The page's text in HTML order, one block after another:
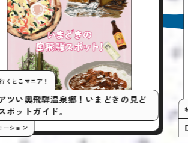
今月の行くとこマニア！
いまアツい奥飛騨温泉郷！いまどきの
ころスポットガイド。